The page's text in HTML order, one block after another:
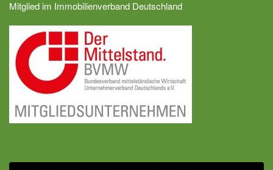
Mitglied im Immobilienverband Deutschland